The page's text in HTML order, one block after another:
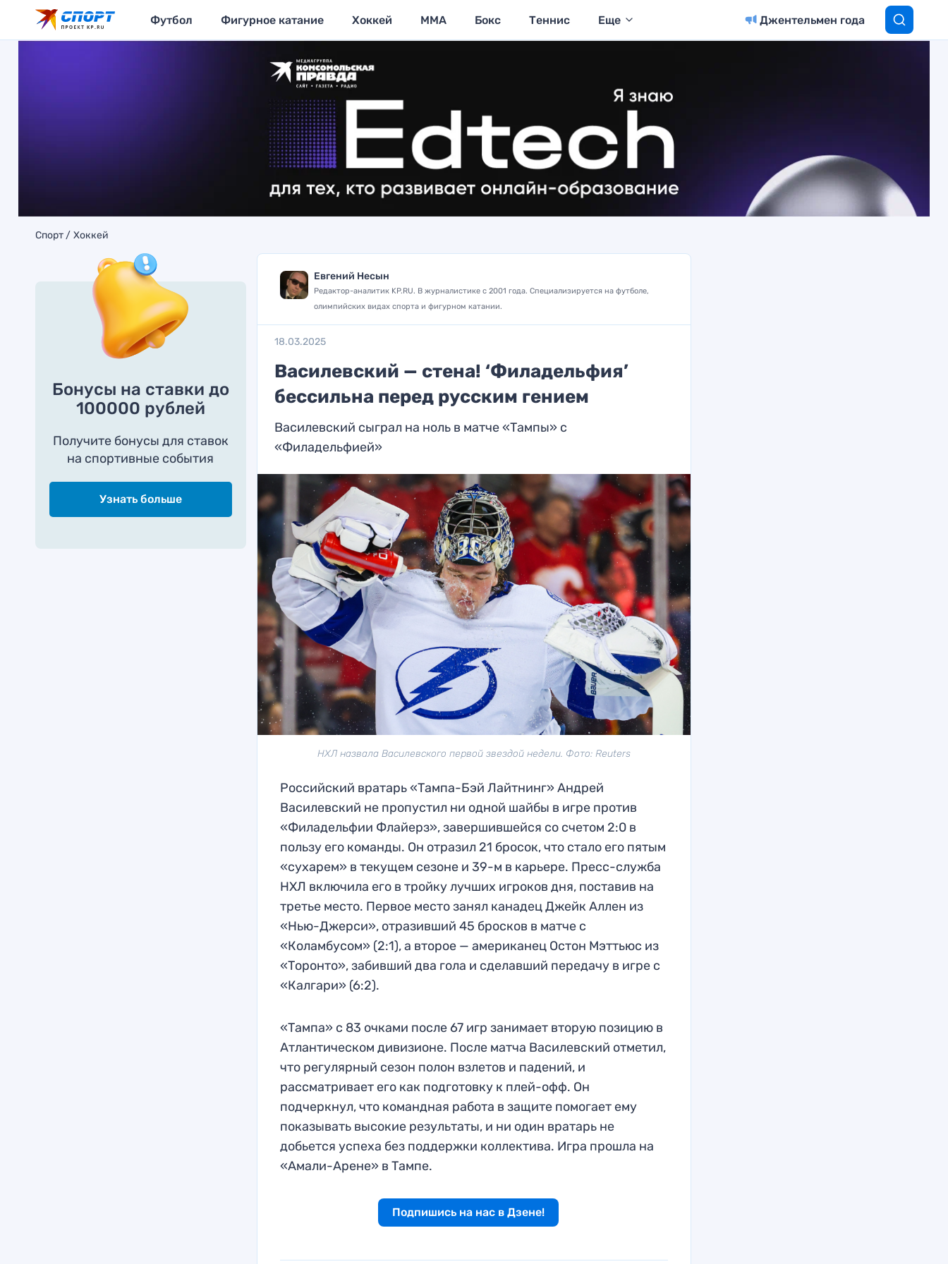
Футбол Фигурное катание Хоккей MMA Бокс Теннис Еще Джентельмен года
Спорт Хоккей
Бонусы на ставки до
100000 рублей
Получите бонусы для ставок
на спортивные события
Узнать больше
Евгений Несын
Редактор-аналитик KP.RU. В журналистике с 2001 года. Специализируется на футболе,
олимпийских видах спорта и фигурном катании.
18.03.2025
Василевский — стена! ‘Филадельфия’
бессильна перед русским гением
Василевский сыграл на ноль в матче «Тампы» с
«Филадельфией»
НХЛ назвала Василевского первой звездой недели. Фото: Reuters
Российский вратарь «Тампа-Бэй Лайтнинг» Андрей
Василевский не пропустил ни одной шайбы в игре против
«Филадельфии Флайерз», завершившейся со счетом 2:0 в
пользу его команды. Он отразил 21 бросок, что стало его пятым
«сухарем» в текущем сезоне и 39-м в карьере. Пресс-служба
НХЛ включила его в тройку лучших игроков дня, поставив на
третье место. Первое место занял канадец Джейк Аллен из
«Нью-Джерси», отразивший 45 бросков в матче с
«Коламбусом» (2:1), а второе — американец Остон Мэттьюс из
«Торонто», забивший два гола и сделавший передачу в игре с
«Калгари» (6:2).
«Тампа» с 83 очками после 67 игр занимает вторую позицию в
Атлантическом дивизионе. После матча Василевский отметил,
что регулярный сезон полон взлетов и падений, и
рассматривает его как подготовку к плей-офф. Он
подчеркнул, что командная работа в защите помогает ему
показывать высокие результаты, и ни один вратарь не
добьется успеха без поддержки коллектива. Игра прошла на
«Амали-Арене» в Тампе.
Подпишись на нас в Дзене!